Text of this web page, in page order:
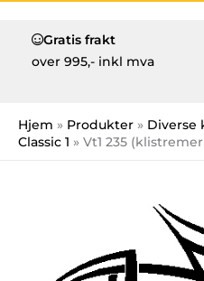
Gratis frakt
over 995,- inkl mva
Hjem Produkter Diverse
Classic 1
Vt1 235